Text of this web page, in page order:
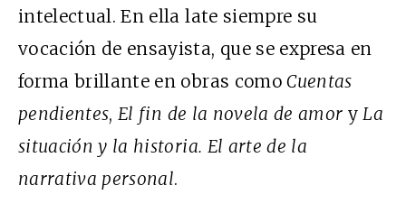
intelectual. En ella late siempre su
vocación de ensayista, que se expresa en
forma brillante en obras comoCuentas
pendientes,El fin de la novela de amor yLa
situación y la historia. El arte de la
narrativa personal.